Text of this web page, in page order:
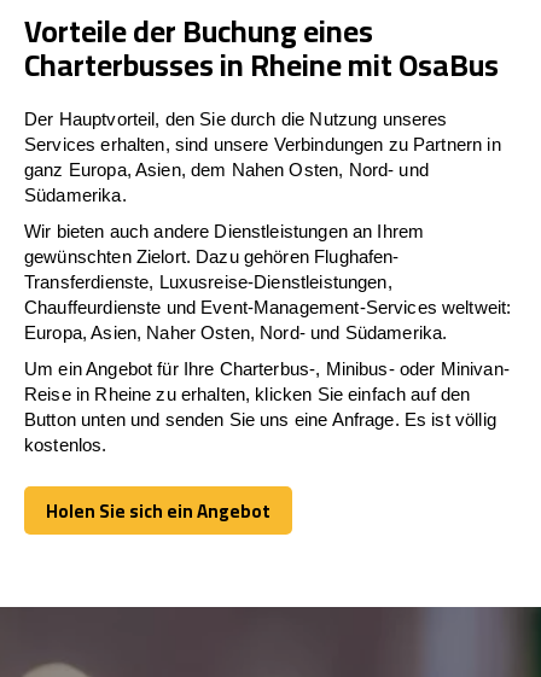
Vorteile der Buchung eines
Charterbusses in Rheine mit OsaBus
Der Hauptvorteil, den Sie durch die Nutzung unseres
Services erhalten, sind unsere Verbindungen zu Partnern in
ganz Europa, Asien, dem Nahen Osten, Nord- und
Südamerika.
Wir bieten auch andere Dienstleistungen an Ihrem
gewünschten Zielort. Dazu gehören Flughafen-
Transferdienste, Luxusreise-Dienstleistungen,
Chauffeurdienste und Event-Management-Services weltweit:
Europa, Asien, Naher Osten, Nord- und Südamerika.
Um ein Angebot für Ihre Charterbus-, Minibus- oder Minivan-
Reise in Rheine zu erhalten, klicken Sie einfach auf den
Button unten und senden Sie uns eine Anfrage. Es ist völlig
kostenlos.
Holen Sie sich ein Angebot
Holen Sie sich ein Angebot